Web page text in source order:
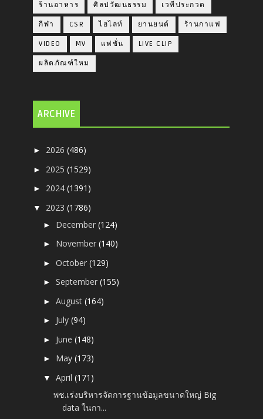
ร้านอาหาร ศิลปวัฒนธรรม เวทีประกวด
กีฬา CSR ไฮไลท์ ยานยนต์ ร้านกาแฟ
VIDEO MV แฟชั่น LIVE CLIP
ผลิตภัณฑ์ใหม
ARCHIVE
► 2026(486)
► 2025(1529)
► 2024(1391)
▼ 2023(1786)
► December(124)
► November(140)
►October(129)
►September(155)
►August(164)
► July(94)
► June(148)
► May(173)
▼April(171)
พช.เร่งบริหารจัดการฐานข้อมูลขนาดใหญ่ Big
data ในกา...